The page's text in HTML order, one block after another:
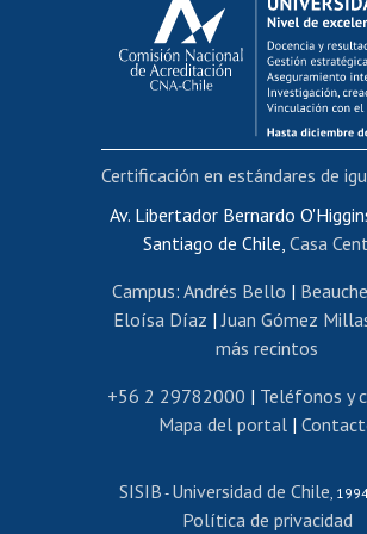
Postulación al AUCAI
Funcionarias/os
Cursos internos de
Bienestar del personal
Portal de movilidad interna
Certificado de renta
Certificado de renta
Editar páginas blancas
Extranjeras/os
Revalidación y reconocimiento
Postulación al Programa de Movilidad
Cursos de español
Av. Libertador Bernardo
Santiago de Chile, Casa
Campus: Andrés Bello |
Eloísa Díaz |Juan Gómez
más recintos
+56 2 29782000 | Teléfonos y
Mapa del portal|
SISIB - Universidad de Chile,
Política de privacidad
Certificación en estándares de